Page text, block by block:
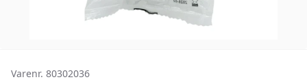
Varenr. 80302036